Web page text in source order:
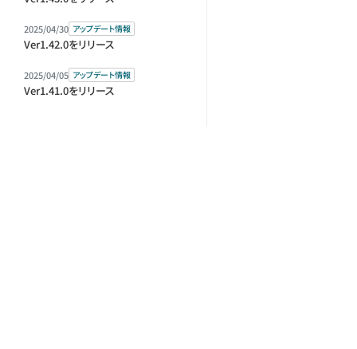
2025/04/30 アップデート情報
Ver1.42.0をリリース
2025/04/05 アップデート情報
Ver1.41.0をリリース